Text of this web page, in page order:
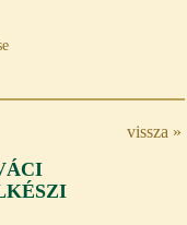
vissza »